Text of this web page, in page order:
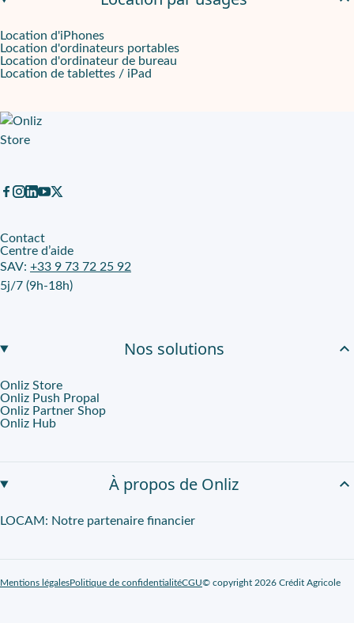
Location d'iPhones
Location d'ordinateurs portables
Location d'ordinateur de bureau
Location de tablettes / iPad
Contact
Centre d’aide
SAV: +33 9 73 72 25 92
5j/7 (9h-18h)
Nos solutions
Onliz Store
Onliz Push Propal
Onliz Partner Shop
Onliz Hub
À propos de Onliz
LOCAM: Notre partenaire financier
Mentions légalesPolitique de confidentialitéCGU© copyright 2026 Crédit Agricole